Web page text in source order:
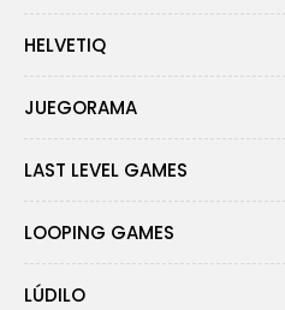
HELVETIQ
JUEGORAMA
LAST LEVEL GAMES
LOOPING GAMES
LÚDILO